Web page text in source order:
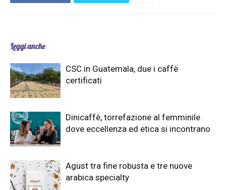
Leggi anche
CSC in Guatemala, due i caffè
certificati
Dinicaffè, torrefazione al femminile
dove eccellenza ed etica si incontrano
Agust tra fine robusta e tre nuove
arabica specialty